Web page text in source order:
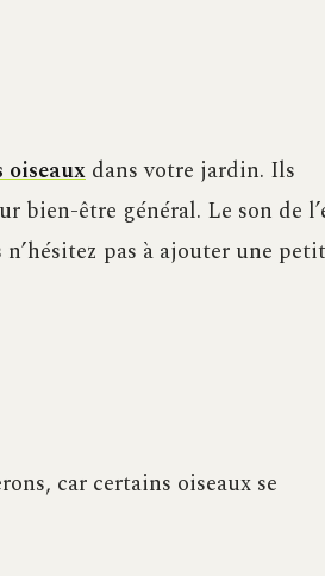
dans votre jardin. Ils
bien-être général. Le son de
pas à ajouter une
car certains oiseaux se